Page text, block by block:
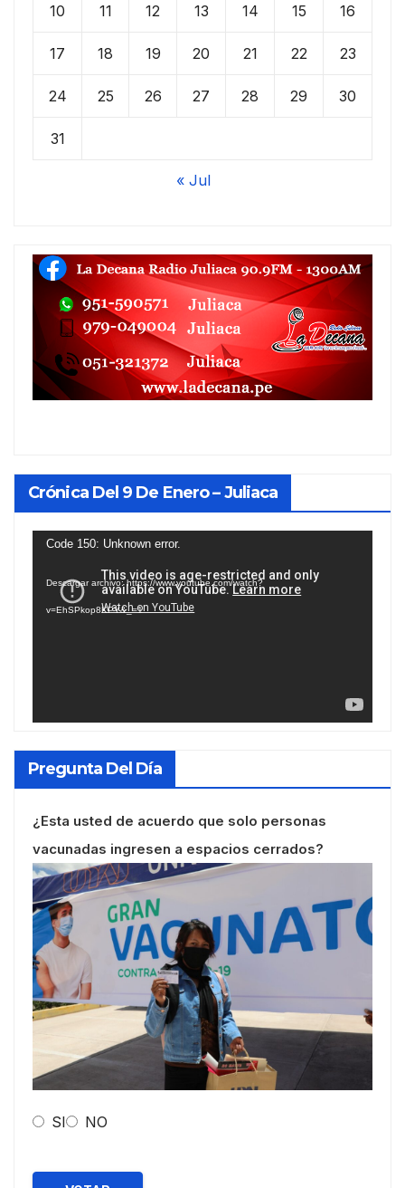
10 11 12 13 14 15 16
17 18 19 20 21 22 23
24 25 26 27 28 29 30
31
« Jul
Crónica Del 9 De Enero – Juliaca
Reproductor
vídeo
Code 150: Unknown error.
Descargar archivo: https://www.youtube.com/watch?
v=EhSPkop8KPY&_=1
Pregunta Del Día
¿Esta usted de acuerdo que solo personas
vacunadas ingresen a espacios cerrados?
SI NO